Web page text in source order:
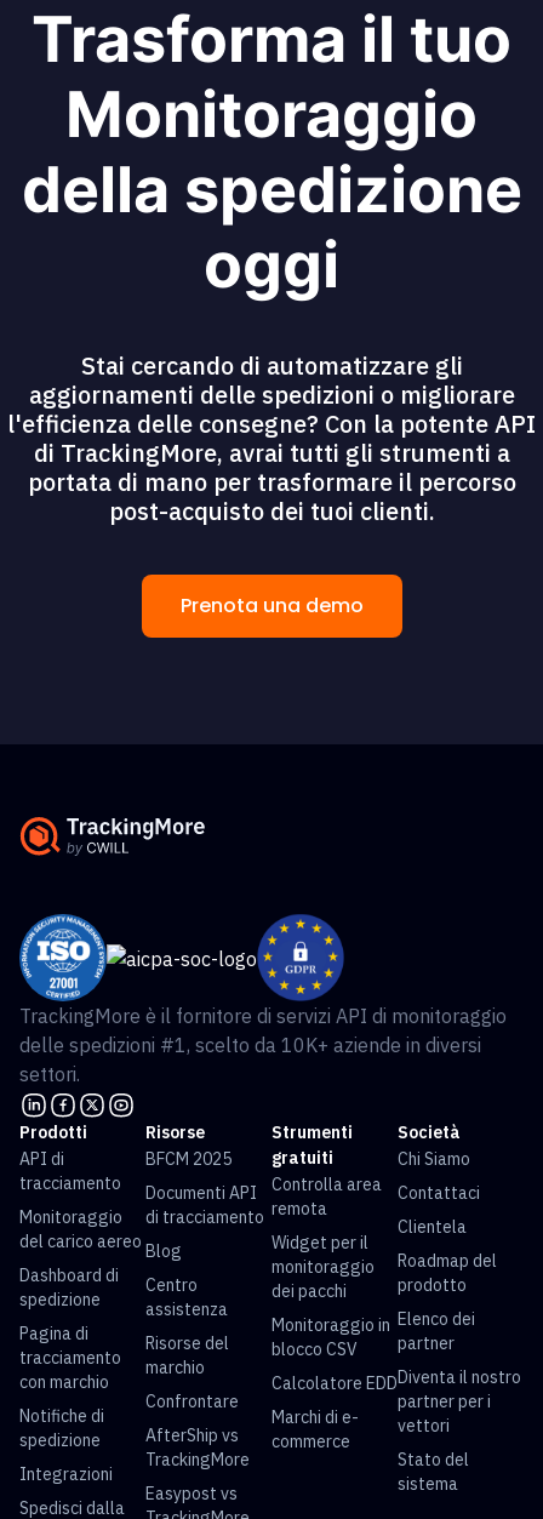
Trasforma il tuo
Monitoraggio
della spedizione
oggi
Stai cercando di automatizzare gli
aggiornamenti delle spedizioni o migliorare
l'efficienza delle consegne? Con la potente API
di TrackingMore, avrai tutti gli strumenti a
portata di mano per trasformare il percorso
post-acquisto dei tuoi clienti.
Prenota una demo
TrackingMore è il fornitore di servizi API di monitoraggio
delle spedizioni #1, scelto da 10K+ aziende in diversi
settori.
Prodotti
API di
tracciamento
Monitoraggio
del carico aereo
Dashboard di
spedizione
Pagina di
tracciamento
con marchio
Notifiche di
spedizione
Integrazioni
Spedisci dalla
Risorse
BFCM 2025
Documenti API
di tracciamento
Blog
Centro
assistenza
Risorse del
marchio
Confrontare
AfterShip vs
TrackingMore
Easypost vs
Strumenti
gratuiti
Controlla area
remota
Widget per il
monitoraggio
dei pacchi
Monitoraggio in
blocco CSV
Calcolatore EDD
Marchi di e-
commerce
Società
Chi Siamo
Contattaci
Clientela
Roadmap del
prodotto
Elenco dei
partner
Diventa il nostro
partner per i
vettori
Stato del
sistema